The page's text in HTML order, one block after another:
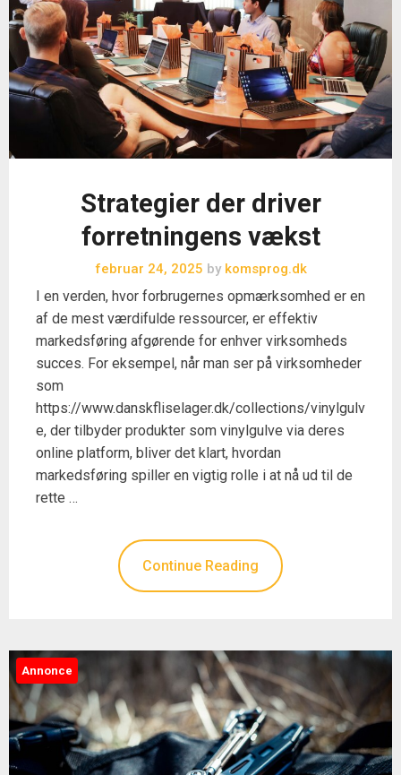
Strategier der driver
forretningens vækst
februar 24, 2025 bykomsprog.dk
I en verden, hvor forbrugernes opmærksomhed er en
af de mest værdifulde ressourcer, er effektiv
markedsføring afgørende for enhver virksomheds
succes. For eksempel, når man ser på virksomheder
som
https://www.danskfliselager.dk/collections/vinylgulv
e, der tilbyder produkter som vinylgulve via deres
online platform, bliver det klart, hvordan
markedsføring spiller en vigtig rolle i at nå ud til de
rette …
Continue Reading
Annonce